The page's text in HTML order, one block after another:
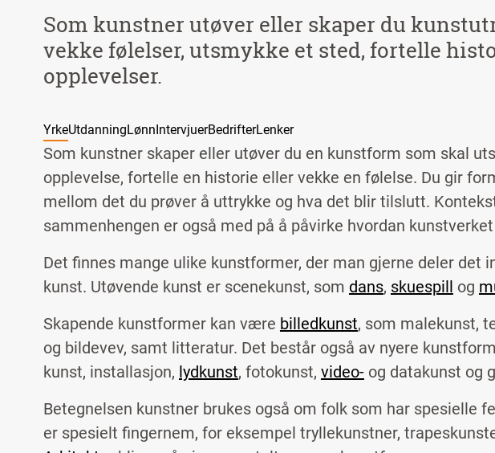
Som kunstner utøver eller skaper du
vekke følelser, utsmykke et sted, fortelle
opplevelser.
YrkeUtdanningLønnIntervjuerBedrifterLenker
Som kunstner skaper eller utøver du en kunstform som skal
opplevelse, fortelle en historie eller vekke en følelse. Du gir
mellom det du prøver å uttrykke og hva det blir tilslutt.
sammenhengen er også med på å påvirke hvordan
Det finnes mange ulike kunstformer, der man gjerne deler det
kunst. Utøvende kunst er scenekunst, som dans, skuespill og
Skapende kunstformer kan være billedkunst, som malekunst,
og bildevev, samt litteratur. Det består også av nyere
kunst, installasjon, lydkunst, fotokunst, video-og datakunst og
Betegnelsen kunstner brukes også om folk som har spesielle
er spesielt fingernem, for eksempel tryllekunstner,